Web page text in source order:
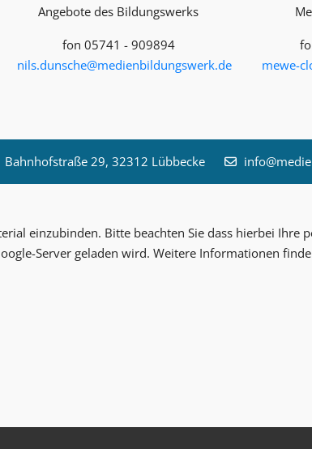
Angebote des Bildungswerks
fon 05741 - 909894
nils.dunsche@medienbildungswerk.de
mewe-
Bahnhofstraße 29, 32312 Lübbecke
einzubinden. Bitte beachten Sie dass hierbei
Server geladen wird. Weitere Informationen